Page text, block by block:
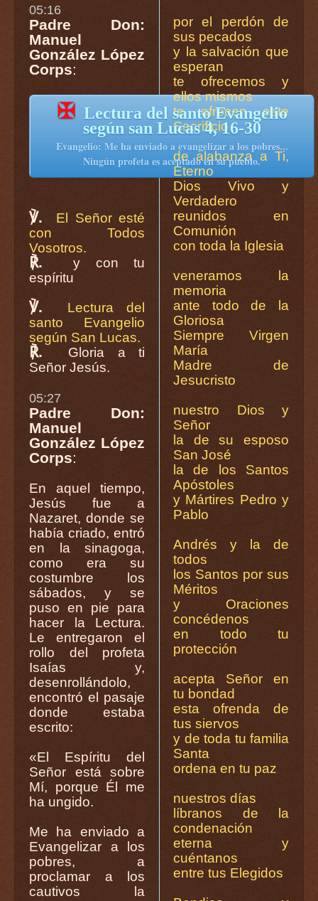
05:16
Padre Don:
Manuel
González López
Corps:
✠ Lectura del santo Evangelio
según san Lucas 4, 16-30
Evangelio: Me ha enviado a evangelizar a los pobres...
Ningún profeta es aceptado en su pueblo.
℣.
El Señor esté
con Todos
Vosotros.
℟.
y con tu
espíritu
℣.
Lectura del
santo Evangelio
según San Lucas.
℟.
Gloria a ti
Señor Jesús.
05:27
Padre Don:
Manuel
González López
Corps:
En aquel tiempo,
Jesús fue a
Nazaret, donde se
había criado, entró
en la sinagoga,
como era su
costumbre los
sábados, y se
puso en pie para
hacer la Lectura.
Le entregaron el
rollo del profeta
Isaías y,
desenrollándolo,
encontró el pasaje
donde estaba
escrito:
«El Espíritu del
Señor está sobre
Mí, porque Él me
ha ungido.
Me ha enviado a
Evangelizar a los
pobres, a
proclamar a los
cautivos la
por el perdón de
sus pecados
y la salvación que
esperan
te ofrecemos y
ellos mismos
te ofrecen este
Sacrificio
de alabanza a Ti,
Eterno
Dios Vivo y
Verdadero
reunidos en
Comunión
con toda la Iglesia
veneramos la
memoria
ante todo de la
Gloriosa
Siempre Virgen
María
Madre de
Jesucristo
nuestro Dios y
Señor
la de su esposo
San José
la de los Santos
Apóstoles
y Mártires Pedro y
Pablo
Andrés y la de
todos
los Santos por sus
Méritos
y Oraciones
concédenos
en todo tu
protección
acepta Señor en
tu bondad
esta ofrenda de
tus siervos
y de toda tu familia
Santa
ordena en tu paz
nuestros días
líbranos de la
condenación
eterna y
cuéntanos
entre tus Elegidos